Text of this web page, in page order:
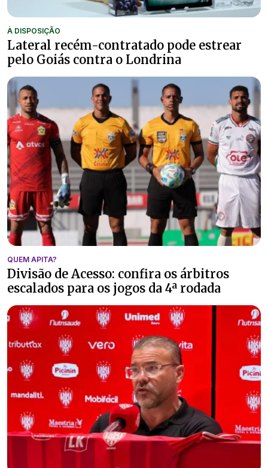
À DISPOSIÇÃO
Lateral recém-contratado pode estrear
pelo Goiás contra o Londrina
QUEM APITA?
Divisão de Acesso: confira os árbitros
escalados para os jogos da 4ª rodada